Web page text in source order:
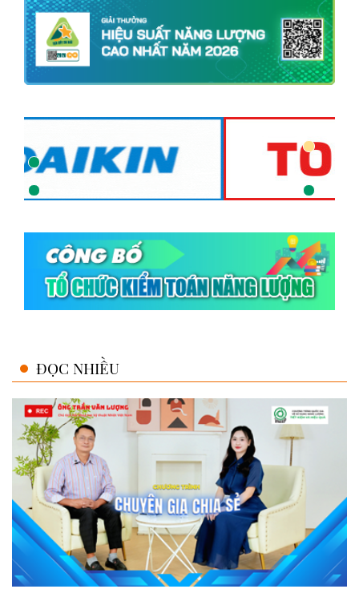
ĐỌC NHIỀU